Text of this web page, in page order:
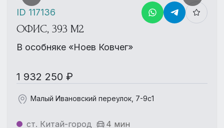
ОФИС, 393 М2
В особняке «Ноев Ковчег»
1 932 250 ₽
Малый Ивановский переулок, 7-9с1
ст. Китай-город 4 мин
ID 117136